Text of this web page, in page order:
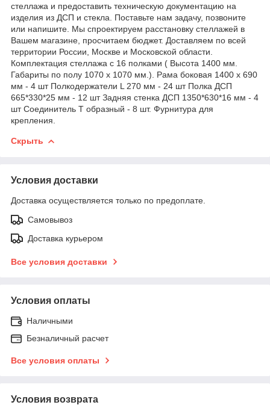
стеллажа и предоставить техническую документацию на
изделия из ДСП и стекла. Поставьте нам задачу, позвоните
или напишите. Мы спроектируем расстановку стеллажей в
Вашем магазине, просчитаем бюджет. Доставляем по всей
территории России, Москве и Московской области.
Комплектация стеллажа с 16 полками ( Высота 1400 мм.
Габариты по полу 1070 х 1070 мм.). Рама боковая 1400 х 690
мм - 4 шт Полкодержатели L 270 мм - 24 шт Полка ДСП
665*330*25 мм - 12 шт Задняя стенка ДСП 1350*630*16 мм - 4
шт Соединитель Т образный - 8 шт. Фурнитура для
крепления.
Скрыть
Условия доставки
Доставка осуществляется только по предоплате.
Самовывоз
Доставка курьером
Все условия доставки
Условия оплаты
Наличными
Безналичный расчет
Все условия оплаты
Условия возврата